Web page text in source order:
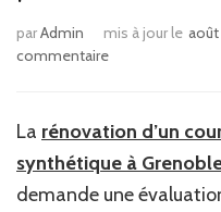
parAdmin mis à jour le août
commentairesur
les
coûts
associés
à
La rénovation d’un
synthétique à
demande une